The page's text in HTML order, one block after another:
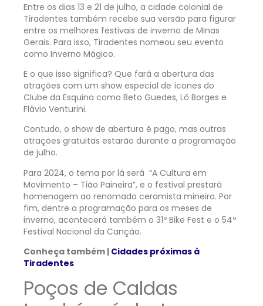
Entre os dias 13 e 21 de julho, a cidade colonial de
Tiradentes também recebe sua versão para figurar
entre os melhores festivais de inverno de Minas
Gerais. Para isso, Tiradentes nomeou seu evento
como Inverno Mágico.
E o que isso significa? Que fará a abertura das
atrações com um show especial de ícones do
Clube da Esquina como Beto Guedes, Lô Borges e
Flávio Venturini.
Contudo, o show de abertura é pago, mas outras
atrações gratuitas estarão durante a programação
de julho.
Para 2024, o tema por lá será “A Cultura em
Movimento – Tião Paineira”, e o festival prestará
homenagem ao renomado ceramista mineiro. Por
fim, dentre a programação para os meses de
inverno, acontecerá também o 31º Bike Fest e o 54º
Festival Nacional da Canção.
Conheça também | Cidades próximas à
Tiradentes
Poços de Caldas